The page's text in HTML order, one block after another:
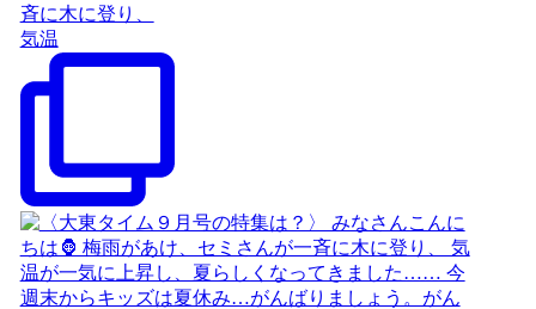
斉に木に登り、
気温